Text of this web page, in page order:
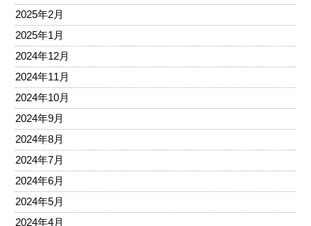
2025年2月
2025年1月
2024年12月
2024年11月
2024年10月
2024年9月
2024年8月
2024年7月
2024年6月
2024年5月
2024年4月